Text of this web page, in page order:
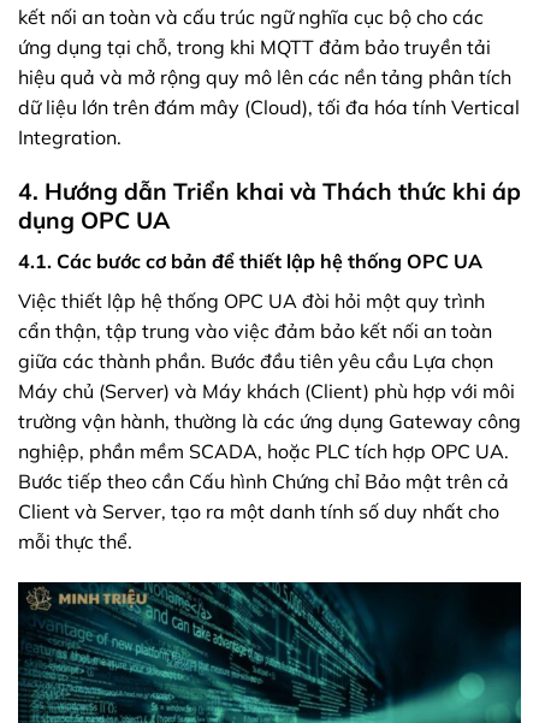
kết nối an toàn và cấu trúc ngữ nghĩa cục bộ cho các
ứng dụng tại chỗ, trong khi MQTT đảm bảo truyền tải
hiệu quả và mở rộng quy mô lên các nền tảng phân tích
dữ liệu lớn trên đám mây (Cloud), tối đa hóa tính Vertical
Integration.
4. Hướng dẫn Triển khai và Thách thức khi áp
dụng OPC UA
4.1. Các bước cơ bản để thiết lập hệ thống OPC UA
Việc thiết lập hệ thống OPC UA đòi hỏi một quy trình
cẩn thận, tập trung vào việc đảm bảo kết nối an toàn
giữa các thành phần. Bước đầu tiên yêu cầu Lựa chọn
Máy chủ (Server) và Máy khách (Client) phù hợp với môi
trường vận hành, thường là các ứng dụng Gateway công
nghiệp, phần mềm SCADA, hoặc PLC tích hợp OPC UA.
Bước tiếp theo cần Cấu hình Chứng chỉ Bảo mật trên cả
Client và Server, tạo ra một danh tính số duy nhất cho
mỗi thực thể.